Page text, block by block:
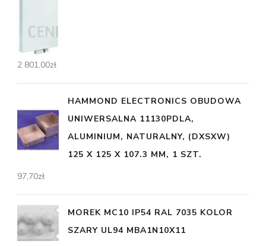
2 801,00zł
HAMMOND ELECTRONICS OBUDOWA
UNIWERSALNA 11130PDLA,
ALUMINIUM, NATURALNY, (DXSXW)
125 X 125 X 107.3 MM, 1 SZT.
97,70zł
MOREK MC10 IP54 RAL 7035 KOLOR
SZARY UL94 MBA1N10X11